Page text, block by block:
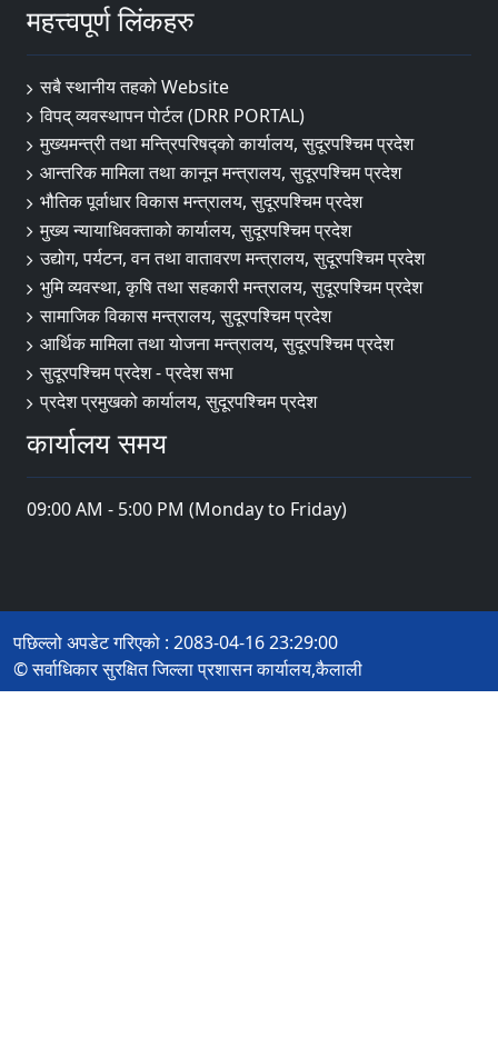
महत्त्वपूर्ण लिंकहरु
सबै स्थानीय तहको Website
विपद् व्यवस्थापन पाेर्टल (DRR PORTAL)
मुख्यमन्त्री तथा मन्त्रिपरिषद्को कार्यालय, सुदूरपश्चिम प्रदेश
आन्तरिक मामिला तथा कानून मन्त्रालय, सुदूरपश्चिम प्रदेश
भौतिक पूर्वाधार विकास मन्त्रालय, सुदूरपश्चिम प्रदेश
मुख्य न्यायाधिवक्ताको कार्यालय, सुदूरपश्चिम प्रदेश
उद्योग, पर्यटन, वन तथा वातावरण मन्त्रालय, सुदूरपश्चिम प्रदेश
भुमि व्यवस्था, कृषि तथा सहकारी मन्त्रालय, सुदूरपश्चिम प्रदेश
सामाजिक विकास मन्त्रालय, सुदूरपश्चिम प्रदेश
आर्थिक मामिला तथा योजना मन्त्रालय, सुदूरपश्चिम प्रदेश
सुदूरपश्चिम प्रदेश - प्रदेश सभा
प्रदेश प्रमुखको कार्यालय, सुदूरपश्चिम प्रदेश
कार्यालय समय
09:00 AM - 5:00 PM (Monday to Friday)
पछिल्लो अपडेट गरिएको : 2083-04-16 23:29:00
© सर्वाधिकार सुरक्षित जिल्ला प्रशासन कार्यालय,कैलाली